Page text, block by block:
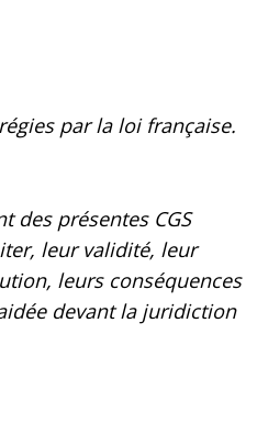
par la loi française.
des présentes CGS
leur validité, leur
leurs conséquences
devant la juridiction